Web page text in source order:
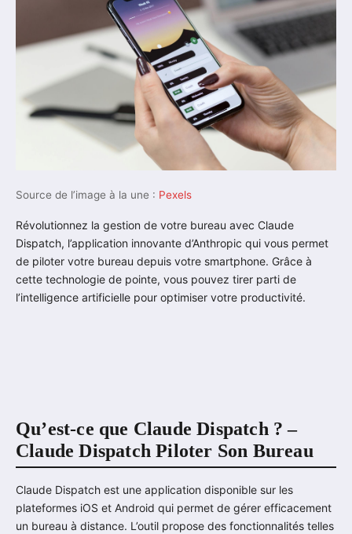
Source de l’image à la une : Pexels
Révolutionnez la gestion de votre bureau avec Claude
Dispatch, l’application innovante d’Anthropic qui vous permet
de piloter votre bureau depuis votre smartphone. Grâce à
cette technologie de pointe, vous pouvez tirer parti de
l’intelligence artificielle pour optimiser votre productivité.
Qu’est-ce que Claude Dispatch ? –
Claude Dispatch Piloter Son Bureau
Claude Dispatch est une application disponible sur les
plateformes iOS et Android qui permet de gérer efficacement
un bureau à distance. L’outil propose des fonctionnalités telles